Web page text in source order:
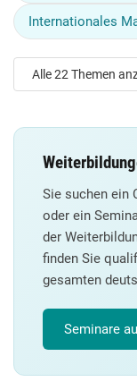
Internationales
Alle 22 Themen
Sie suchen ein
oder ein
der
finden Sie
gesamten
Seminare